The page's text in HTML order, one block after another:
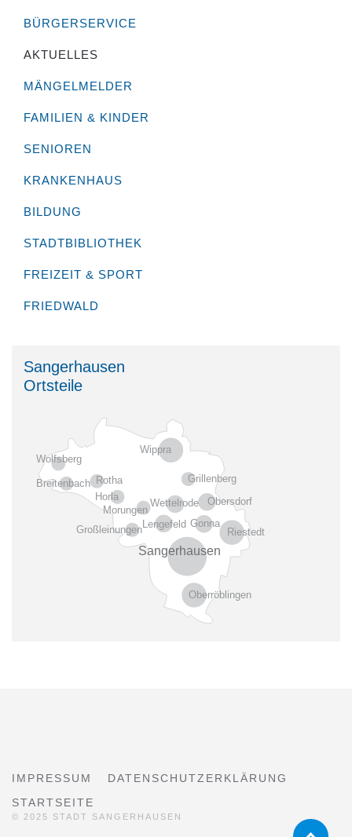
BÜRGERSERVICE
AKTUELLES
MÄNGELMELDER
FAMILIEN & KINDER
SENIOREN
KRANKENHAUS
BILDUNG
STADTBIBLIOTHEK
FREIZEIT & SPORT
FRIEDWALD
Sangerhausen
Ortsteile
Riestedt
Gonna
Obersdorf
Grillenberg
Wippra
Wolfsberg
Rotha
Breitenbach
Horla
Morungen
Wettelrode
Lengefeld
Großleinungen
Sangerhausen
Oberröblingen
IMPRESSUM
DATENSCHUTZERKLÄRUNG
STARTSEITE
© 2025 STADT SANGERHAUSEN